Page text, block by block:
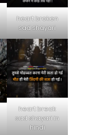
heart broken
sad shayari
heart break
sad shayari in
hindi